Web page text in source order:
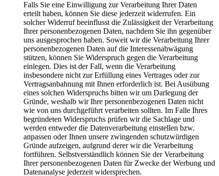
Falls Sie eine Einwilligung zur Verarbeitung Ihrer Daten
erteilt haben, können Sie diese jederzeit widerrufen. Ein
solcher Widerruf beeinflusst die Zulässigkeit der Verarbeitung
Ihrer personenbezogenen Daten, nachdem Sie ihn gegenüber
uns ausgesprochen haben. Soweit wir die Verarbeitung Ihrer
personenbezogenen Daten auf die Interessenabwägung
stützen, können Sie Widerspruch gegen die Verarbeitung
einlegen. Dies ist der Fall, wenn die Verarbeitung
insbesondere nicht zur Erfüllung eines Vertrages oder zur
Vertragsanbahnung mit Ihnen erforderlich ist. Bei Ausübung
eines solchen Widerspruchs bitten wir um Darlegung der
Gründe, weshalb wir Ihre personenbezogenen Daten nicht
wie von uns durchgeführt verarbeiten sollten. Im Falle Ihres
begründeten Widerspruchs prüfen wir die Sachlage und
werden entweder die Datenverarbeitung einstellen bzw.
anpassen oder Ihnen unsere zwingenden schutzwürdigen
Gründe aufzeigen, aufgrund derer wir die Verarbeitung
fortführen. Selbstverständlich können Sie der Verarbeitung
Ihrer personenbezogenen Daten für Zwecke der Werbung und
Datenanalyse jederzeit widersprechen.